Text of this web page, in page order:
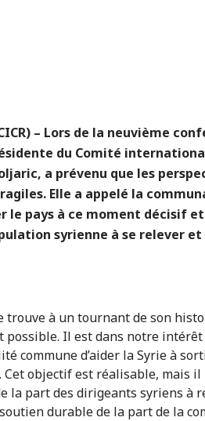
– Lors de la neuvième
du Comité
a prévenu que les
Elle a appelé la
le pays à ce moment décisif
syrienne à se relever
trouve à un tournant de son
possible. Il est dans notre
commune d’aider la Syrie à
objectif est réalisable, mais il
la part des dirigeants syriens à
durable de la part de la